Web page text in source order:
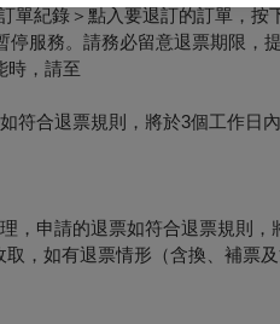
紀錄＞點入要退訂的訂單，按
服務。請務必留意退票期限，提
時，請至
符合退票規則，將於3個工作日內
，申請的退票如符合退票規則，
，如有退票情形（含換、補票